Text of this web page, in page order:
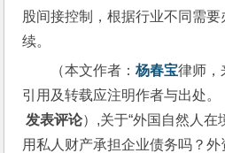
股间接控制，根据行业不同需
续。
（本文作者：杨春宝律师，
引用及转载应注明作者与出处。
发表评论）,关于“外国自然人
用私人财产承担企业债务吗？